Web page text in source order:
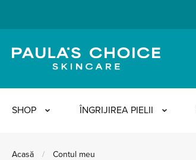
SHOP ÎNGRIJIREA PIELII
Acasă / Contul meu